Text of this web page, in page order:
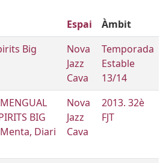
Espai
Àmbit
Big
Nova
Jazz
Cava
Temporada
Estable
13/14
BIG
Diari
Nova
Jazz
Cava
2013. 32è
FJT